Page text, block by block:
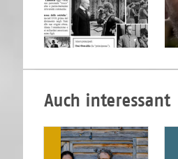
Auch interessant